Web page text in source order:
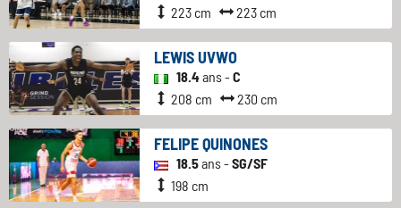
223 cm
223 cm
LEWIS UVWO
18.4ans - C
208 cm
230 cm
FELIPE QUINONES
18.5ans - SG/SF
198 cm